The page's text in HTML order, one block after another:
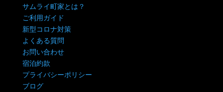
サムライ町家とは？
ご利用ガイド
新型コロナ対策
よくある質問
お問い合わせ
宿泊約款
プライバシーポリシー
ブログ